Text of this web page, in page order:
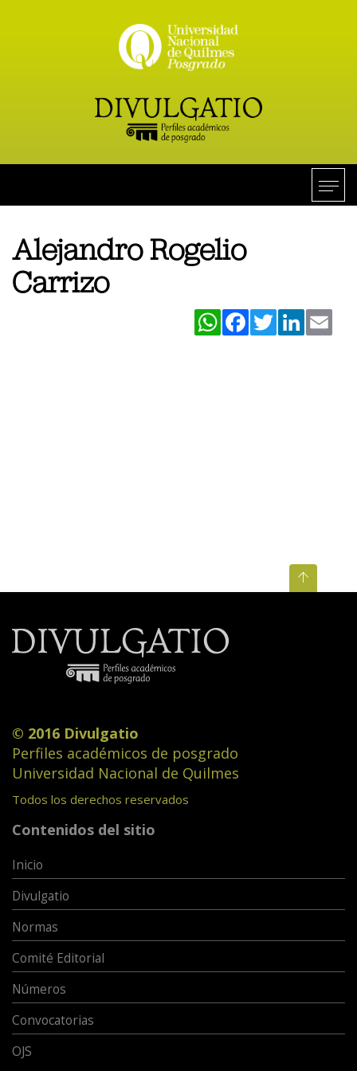
Alejandro Rogelio
Carrizo
WhatsAppFacebookTwitterLinkedIn
© 2016 Divulgatio
Perfiles académicos de posgrado
Universidad Nacional de Quilmes
Todos los derechos reservados
Contenidos del sitio
Inicio
Divulgatio
Normas
Comité Editorial
Números
Convocatorias
OJS